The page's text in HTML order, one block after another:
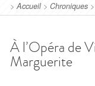
>Accueil> Chroniques
Marguerite
À l’Opéra de
Marguerite